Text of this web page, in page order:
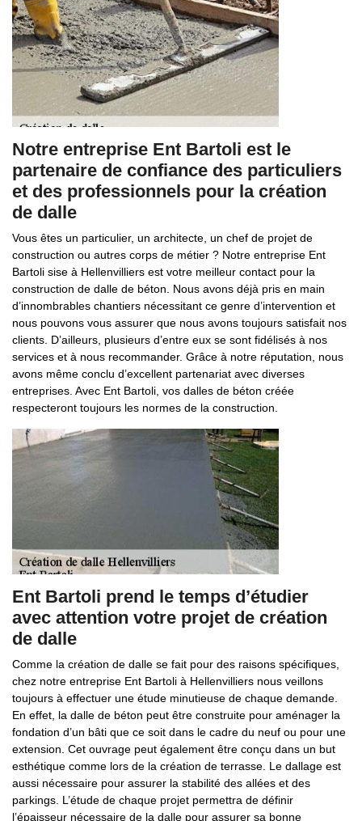
Notre entreprise Ent Bartoli est le
partenaire de confiance des particuliers
et des professionnels pour la création
de dalle
Vous êtes un particulier, un architecte, un chef de projet de
construction ou autres corps de métier ? Notre entreprise Ent
Bartoli sise à Hellenvilliers est votre meilleur contact pour la
construction de dalle de béton. Nous avons déjà pris en main
d’innombrables chantiers nécessitant ce genre d’intervention et
nous pouvons vous assurer que nous avons toujours satisfait nos
clients. D’ailleurs, plusieurs d’entre eux se sont fidélisés à nos
services et à nous recommander. Grâce à notre réputation, nous
avons même conclu d’excellent partenariat avec diverses
entreprises. Avec Ent Bartoli, vos dalles de béton créée
respecteront toujours les normes de la construction.
Ent Bartoli prend le temps d’étudier
avec attention votre projet de création
de dalle
Comme la création de dalle se fait pour des raisons spécifiques,
chez notre entreprise Ent Bartoli à Hellenvilliers nous veillons
toujours à effectuer une étude minutieuse de chaque demande.
En effet, la dalle de béton peut être construite pour aménager la
fondation d’un bâti que ce soit dans le cadre du neuf ou pour une
extension. Cet ouvrage peut également être conçu dans un but
esthétique comme lors de la création de terrasse. Le dallage est
aussi nécessaire pour assurer la stabilité des allées et des
parkings. L’étude de chaque projet permettra de définir
l’épaisseur nécessaire de la dalle pour assurer sa bonne